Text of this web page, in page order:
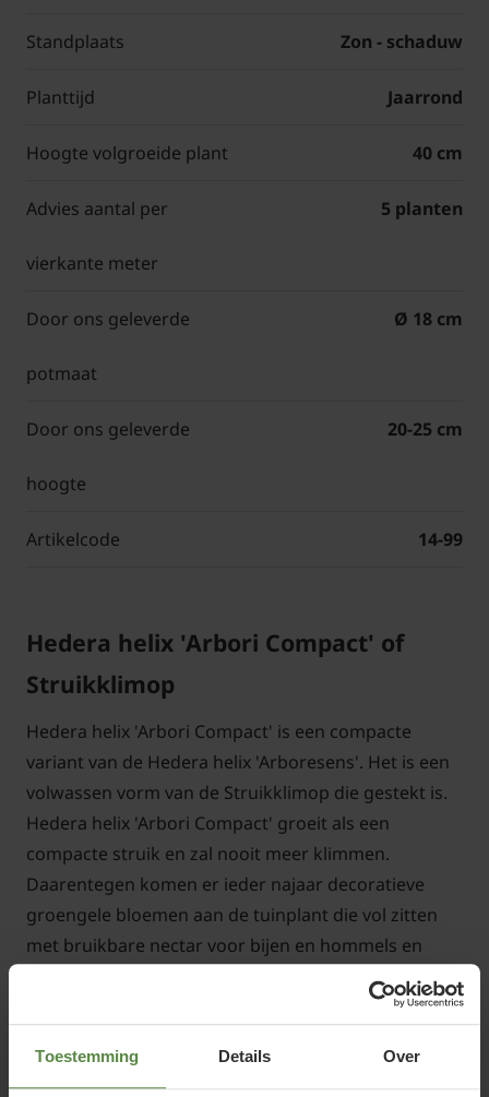
Toestemming Details Over
Standplaats Zon - schaduw
Planttijd Jaarrond
Hoogte volgroeide plant 40 cm
Advies aantal per
vierkante meter
5 planten
Door ons geleverde
potmaat
Ø 18 cm
Door ons geleverde
hoogte
20-25 cm
Artikelcode 14-99
Hedera helix 'Arbori Compact' of
Struikklimop
Hedera helix 'Arbori Compact' is een compacte
variant van de Hedera helix 'Arboresens'. Het is een
volwassen vorm van de Struikklimop die gestekt is.
Hedera helix 'Arbori Compact' groeit als een
compacte struik en zal nooit meer klimmen.
Daarentegen komen er ieder najaar decoratieve
groengele bloemen aan de tuinplant die vol zitten
met bruikbare nectar voor bijen en hommels en
kunnen uitgroeien tot zwarte bessen. De zaaddozen
zijn prima bruikbaar in de vaas of in kerststukken.